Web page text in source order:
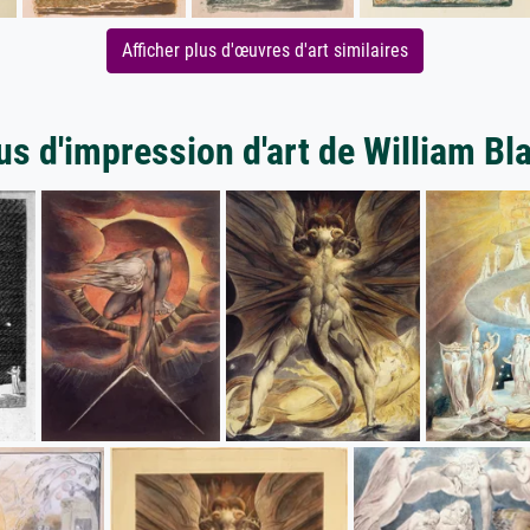
Afficher plus d'œuvres d'art similaires
d'impression d'art de William